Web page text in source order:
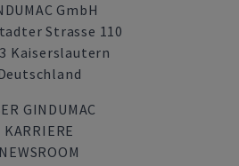
GmbH
Strasse 110
Kaiserslautern
GINDUMAC
KARRIERE
NEWSROOM